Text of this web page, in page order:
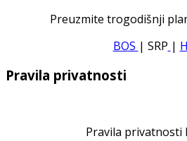
Preuzmite trogodišnji
BOS | SRP |
Pravila privatnosti
Pravila privatnosti